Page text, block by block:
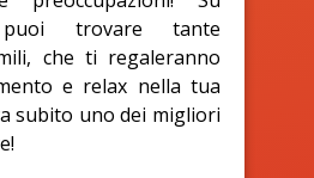
puoi trovare tante
che ti regaleranno
e relax nella tua
subito uno dei migliori